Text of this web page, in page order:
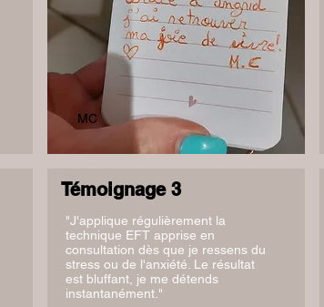
MC
Témoignage 3
"J'applique régulièrement la
technique EFT apprise en
consultation dès que je ressens du
stress ou de l'anxiété. Le résultat
est bluffant, je me détends
instantanément."